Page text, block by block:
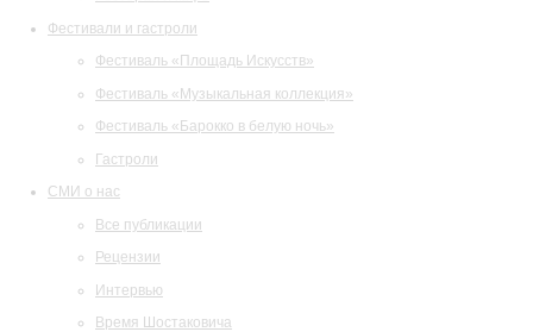
Фестивали и гастроли
Фестиваль «Площадь Искусств»
Фестиваль «Музыкальная коллекция»
Фестиваль «Барокко в белую ночь»
Гастроли
СМИ о нас
Все публикации
Рецензии
Интервью
Время Шостаковича